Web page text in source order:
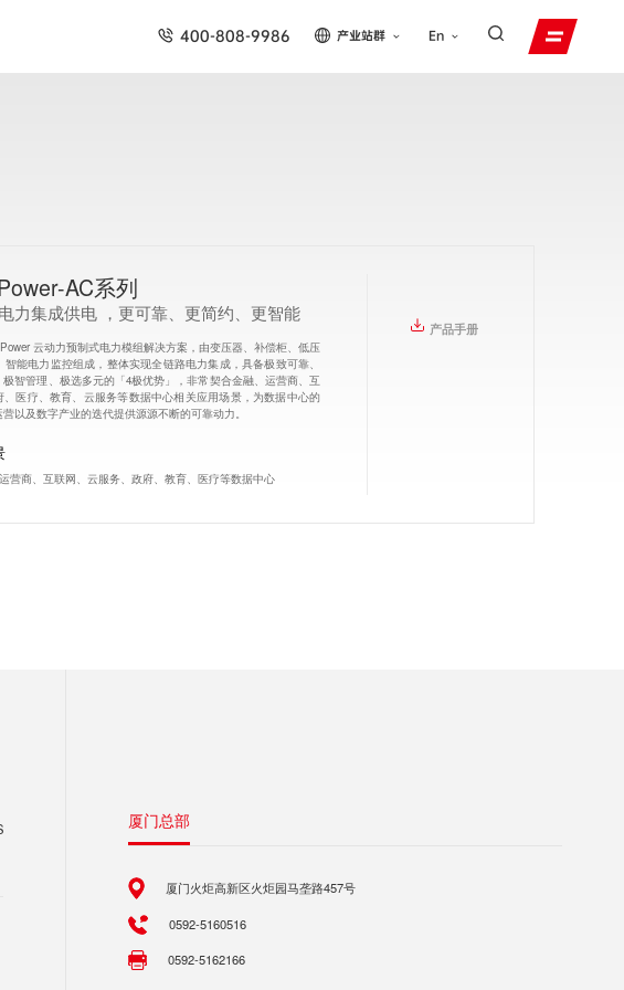
400-808-9986 产业站群 En
AC系列
力集成供电 ，更可靠、更简约、更智能
云动力预制式电力模组解决方案，由变压器、补偿柜、低压
智能电力监控组成，整体实现全链路电力集成，具备极致可靠、
极智管理、极选多元的「4极优势」，非常契合金融、运营商、互
、医疗、教育、云服务等数据中心相关应用场景，为数据中心的
以及数字产业的迭代提供源源不断的可靠动力。
营商、互联网、云服务、政府、教育、医疗等数据中心
产品手册
厦门总部
厦门火炬高新区火炬园马垄路457号
0592-5160516
0592-5162166